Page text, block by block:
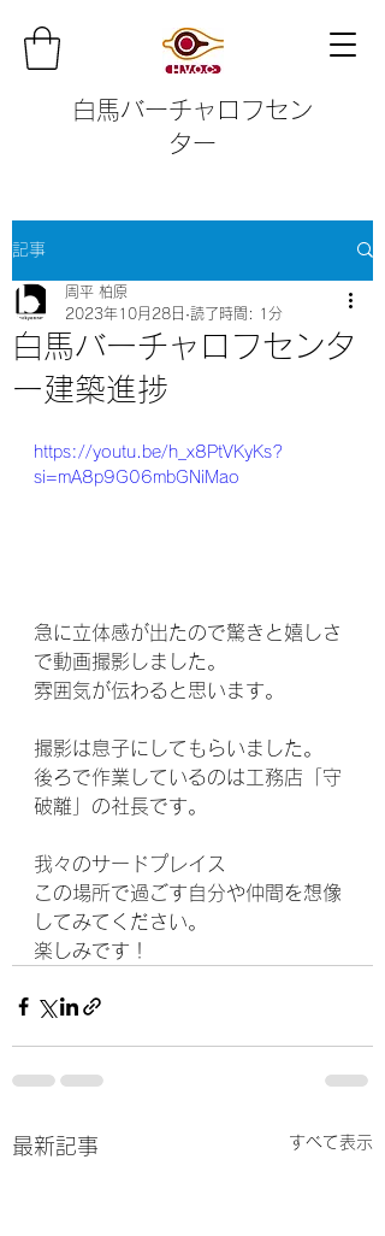
白馬バーチャロフセン
ター
記事
白馬バーチャロフセンタ
ー建築進捗
周平 柏原
2023年10月28日 読了時間: 1分
https://youtu.be/h_x8PtVKyKs?
si=mA8p9G06mbGNiMao
急に立体感が出たので驚きと嬉しさ
で動画撮影しました。
雰囲気が伝わると思います。
撮影は息子にしてもらいました。
後ろで作業しているのは工務店「守
破離」の社長です。
我々のサードプレイス
この場所で過ごす自分や仲間を想像
してみてください。
楽しみです！
最新記事 すべて表示